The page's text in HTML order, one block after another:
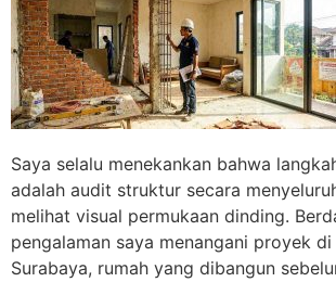
Saya selalu menekankan bahwa
adalah audit struktur secara
melihat visual permukaan dinding.
pengalaman saya menangani proyek
Surabaya, rumah yang dibangun